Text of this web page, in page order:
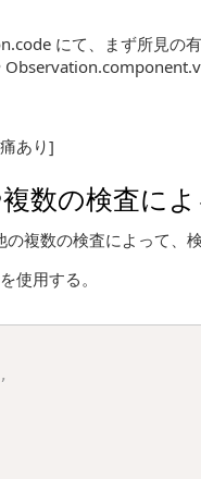
にて、まず所見
あり]
数の検査に
複数の検査によって
使用する。
,